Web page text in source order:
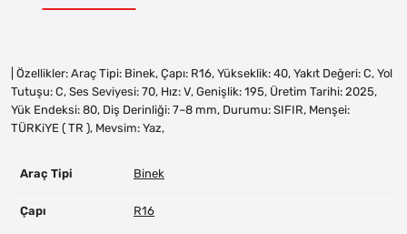
| Özellikler: Araç Tipi: Binek, Çapı: R16, Yükseklik: 40, Yakıt Değeri: C, Yol
Tutuşu: C, Ses Seviyesi: 70, Hız: V, Genişlik: 195, Üretim Tarihi: 2025,
Yük Endeksi: 80, Diş Derinliği: 7–8 mm, Durumu: SIFIR, Menşei:
TÜRKiYE ( TR ), Mevsim: Yaz,
Araç Tipi Binek
Çapı R16